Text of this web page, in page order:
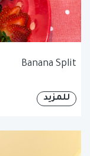
Banana Split
للمزيد